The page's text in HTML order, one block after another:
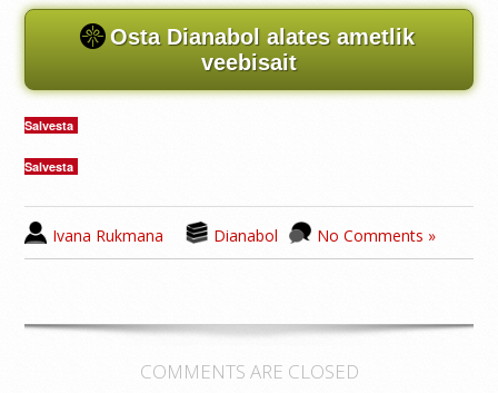
Osta Dianabol alates ametlik
veebisait
Salvesta
Salvesta
Ivana Rukmana Dianabol No Comments »
COMMENTS ARE CLOSED